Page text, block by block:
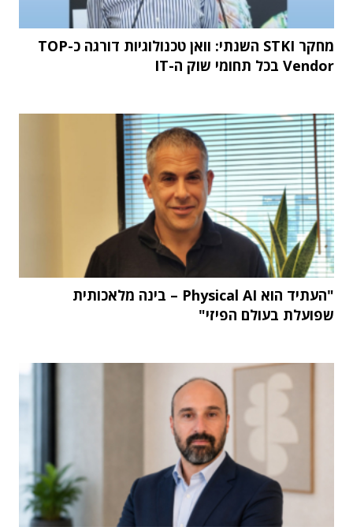
מחקר STKI השנתי: וואן טכנולוגיות דורגה כ-TOP
Vendor בכל תחומי שוק ה-IT
"העתיד הוא Physical AI – בינה מלאכותית
שפועלת בעולם הפיזי"